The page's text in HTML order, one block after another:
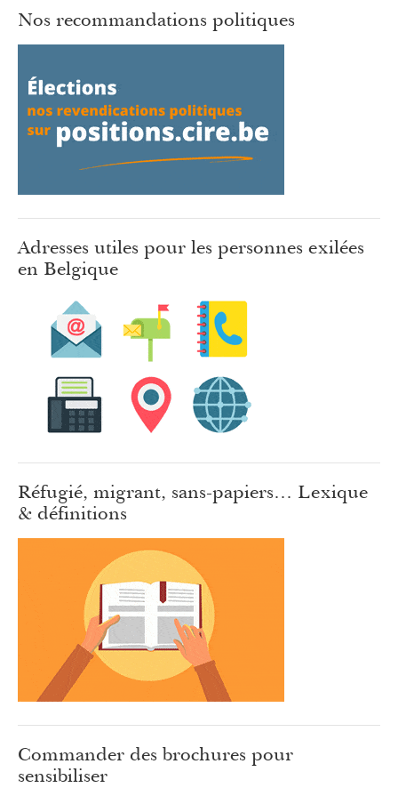
Nos recommandations politiques
Adresses utiles pour les personnes exilées
en Belgique
Réfugié, migrant, sans-papiers… Lexique
& définitions
Commander des brochures pour
sensibiliser